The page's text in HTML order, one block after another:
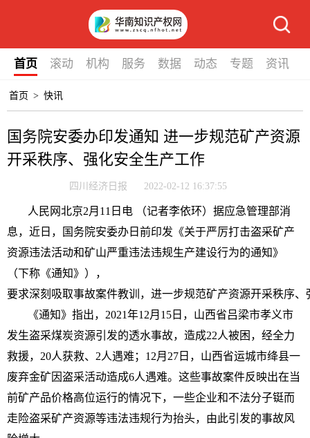
首页 滚动 机构 服务 数据 动态 专题 资讯
首页 > 快讯
国务院安委办印发通知 进一步规范矿产资源
开采秩序、强化安全生产工作
四川经济日报 2022-02-12 16:37:55
人民网北京2月11日电 （记者李依环）据应急管理部消
息，近日，国务院安委办日前印发《关于严厉打击盗采矿产
资源违法活动和矿山严重违法违规生产建设行为的通知》
（下称《通知》），
要求深刻吸取事故案件教训，进一步规范矿产资源开采秩序、
《通知》指出，2021年12月15日，山西省吕梁市孝义市
发生盗采煤炭资源引发的透水事故，造成22人被困，经全力
救援，20人获救、2人遇难；12月27日，山西省运城市绛县一
废弃金矿因盗采活动造成6人遇难。这些事故案件反映出在当
前矿产品价格高位运行的情况下，一些企业和不法分子铤而
走险盗采矿产资源等违法违规行为抬头，由此引发的事故风